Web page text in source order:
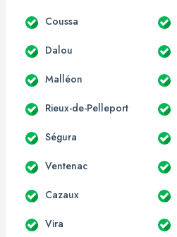
Coussa
Dalou
Malléon
Rieux-de-Pelleport
Ségura
Ventenac
Cazaux
Vira